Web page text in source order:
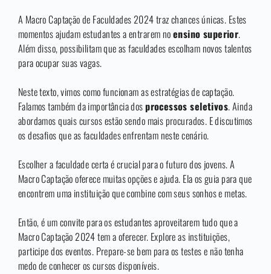
A Macro Captação de Faculdades 2024 traz chances únicas. Estes
momentos ajudam estudantes a entrarem noensino superior.
Além disso, possibilitam que as faculdades escolham novos talentos
para ocupar suas vagas.
Neste texto, vimos como funcionam as estratégias de captação.
Falamos também da importância dosprocessos seletivos. Ainda
abordamos quais cursos estão sendo mais procurados. E discutimos
os desafios que as faculdades enfrentam neste cenário.
Escolher a faculdade certa é crucial para o futuro dos jovens. A
Macro Captação oferece muitas opções e ajuda. Ela os guia para que
encontrem uma instituição que combine com seus sonhos e metas.
Então, é um convite para os estudantes aproveitarem tudo que a
Macro Captação 2024 tem a oferecer. Explore as instituições,
participe dos eventos. Prepare-se bem para os testes e não tenha
medo de conhecer os cursos disponíveis.